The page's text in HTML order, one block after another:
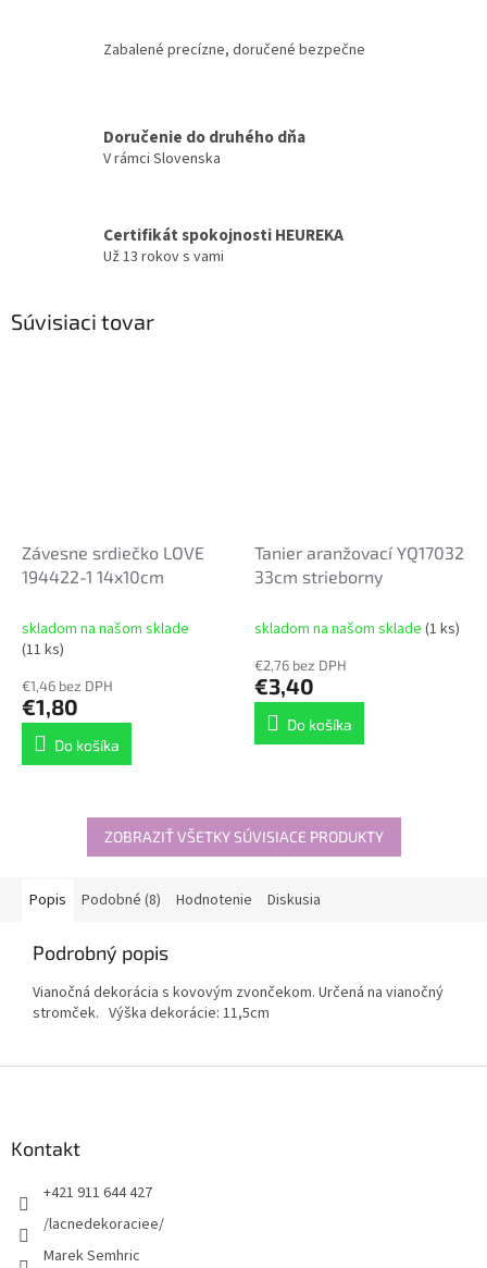
Zabalené precízne, doručené bezpečne
Doručenie do druhého dňa
V rámci Slovenska
Certifikát spokojnosti HEUREKA
Už 13 rokov s vami
Súvisiaci tovar
Závesne srdiečko LOVE
194422-1 14x10cm
skladom na našom sklade
(11 ks)
€1,46 bez DPH
€1,80
Do košíka
Tanier aranžovací YQ17032
33cm strieborny
skladom na našom sklade (1 ks)
€2,76 bez DPH
€3,40
Do košíka
ZOBRAZIŤ VŠETKY SÚVISIACE PRODUKTY
Popis Podobné (8) Hodnotenie Diskusia
Podrobný popis
Vianočná dekorácia s kovovým zvončekom. Určená na vianočný
stromček. Výška dekorácie: 11,5cm
Kontakt
+421 911 644 427
/lacnedekoraciee/
Marek Semhric